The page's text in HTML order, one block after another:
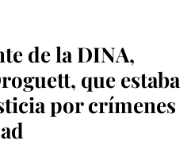
de la DINA,
que estaba
por crímenes